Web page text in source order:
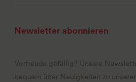
Newsletter abonnieren
Vorfreude gefällig? Unsere
bequem über Neuigkeiten zu